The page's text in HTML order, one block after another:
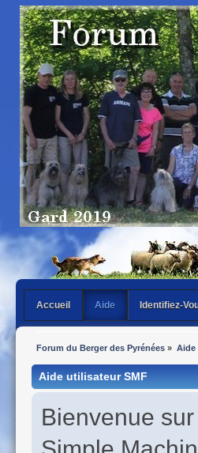
Accueil Aide Identifiez-
Forum du Berger des Pyrénées » Aide
Aide utilisateur SMF
Bienvenue